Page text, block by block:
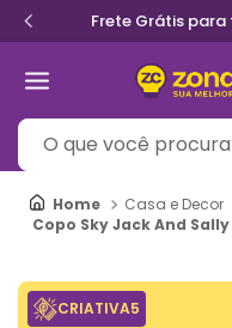
Frete Grátis
O que você procura?
Casa e Decor
Copo Sky Jack And
CRIATIVA5